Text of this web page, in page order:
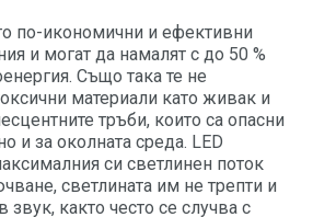
по-икономични и ефективни
и могат да намалят с до 50 %
Също така те не
материали като живак и
тръби, които са опасни
и за околната среда. LED
си светлинен поток
светлината им не трепти и
звук, както често се случва с